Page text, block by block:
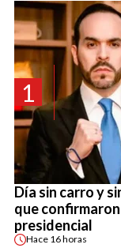
1
Día sin carro y
que
presidencial
Hace 16 horas